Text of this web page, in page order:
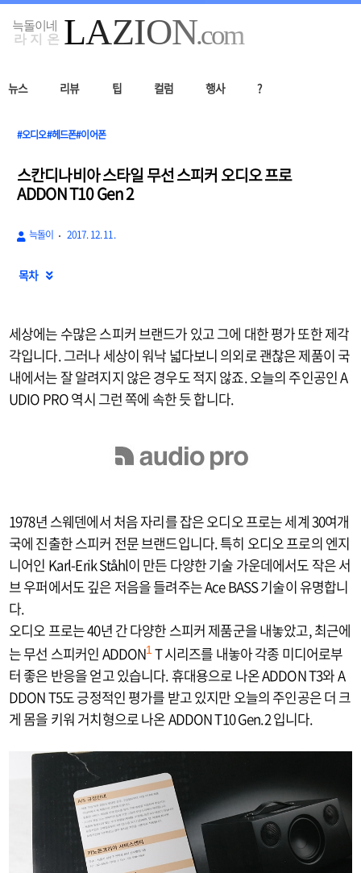
뉴스 리뷰 팁 컬럼 행사 ?
#오디오#헤드폰#이어폰
스칸디나비아 스타일 무선 스피커 오디오 프로
ADDON T10 Gen 2
늑돌이 2017. 12. 11.
목차 
세상에는 수많은 스피커 브랜드가 있고 그에 대한 평가 또한 제각
각입니다. 그러나 세상이 워낙 넓다보니 의외로 괜찮은 제품이 국
내에서는 잘 알려지지 않은 경우도 적지 않죠. 오늘의 주인공인 A
UDIO PRO 역시 그런 쪽에 속한 듯 합니다.
1978년 스웨덴에서 처음 자리를 잡은 오디오 프로는 세계 30여개
국에 진출한 스피커 전문 브랜드입니다. 특히 오디오 프로의 엔지
니어인 Karl-Erik Ståhl이 만든 다양한 기술 가운데에서도 작은 서
브 우퍼에서도 깊은 저음을 들려주는 Ace BASS 기술이 유명합니
다.
오디오 프로는 40년 간 다양한 스피커 제품군을 내놓았고, 최근에
는 무선 스피커인 ADDON1T 시리즈를 내놓아 각종 미디어로부
터 좋은 반응을 얻고 있습니다. 휴대용으로 나온 ADDON T3와 A
DDON T5도 긍정적인 평가를 받고 있지만 오늘의 주인공은 더 크
게 몸을 키워 거치형으로 나온 ADDON T10 Gen.2 입니다.